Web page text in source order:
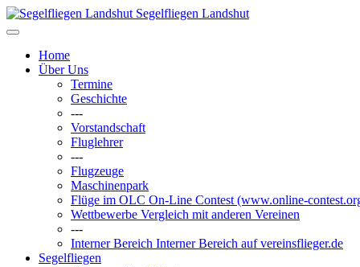
Segelfliegen Landshut
Home
Über Uns
Termine
Geschichte
---
Vorstandschaft
Fluglehrer
---
Flugzeuge
Maschinenpark
Flüge im OLC On-Line Contest (www.online-
Wettbewerbe Vergleich mit anderen Vereinen
---
Interner Bereich Interner Bereich auf vereinsflieger.de
Segelfliegen